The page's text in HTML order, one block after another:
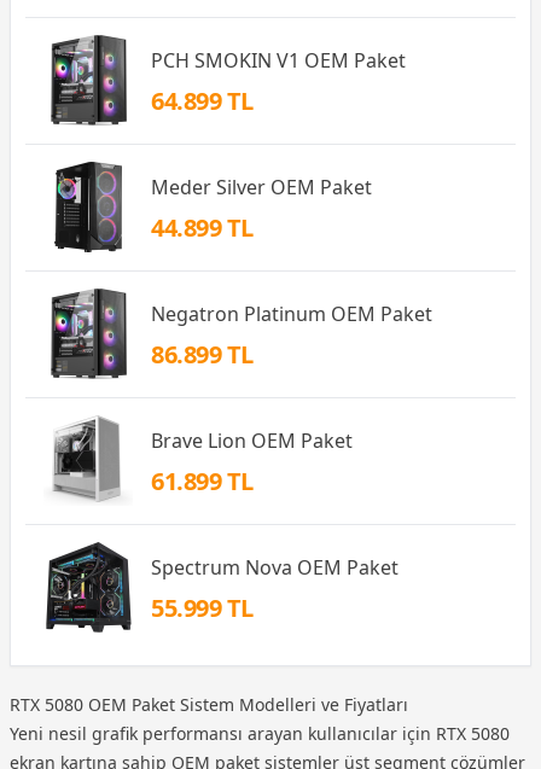
PCH SMOKIN V1 OEM Paket
64.899 TL
Meder Silver OEM Paket
44.899 TL
Negatron Platinum OEM Paket
86.899 TL
Brave Lion OEM Paket
61.899 TL
Spectrum Nova OEM Paket
55.999 TL
RTX 5080 OEM Paket Sistem Modelleri ve Fiyatları
Yeni nesil grafik performansı arayan kullanıcılar için RTX 5080
ekran kartına sahip OEM paket sistemler üst segment çözümler